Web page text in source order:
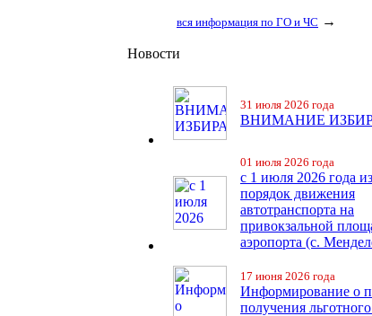
вся информация по ГО и ЧС →
Новости
31 июля 2026 года
ВНИМАНИЕ
01 июля 2026 года
с 1 июля 2026 года
порядок движения
автотранспорта на
привокзальной
аэропорта (с.
17 июня 2026 года
Информирование о
получения